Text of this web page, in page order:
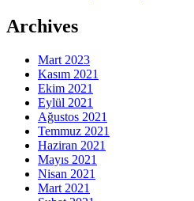
Archives
Mart 2023
Kasım 2021
Ekim 2021
Eylül 2021
Ağustos 2021
Temmuz 2021
Haziran 2021
Mayıs 2021
Nisan 2021
Mart 2021